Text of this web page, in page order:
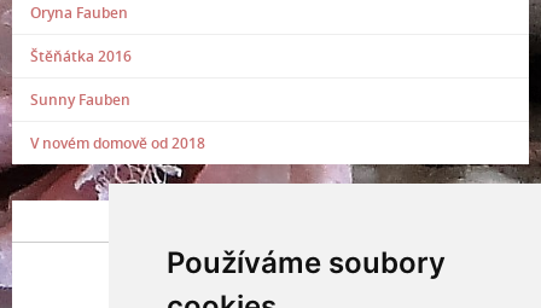
Používáme soubory
Oryna Fauben
Štěňátka 2016
Sunny Fauben
V novém domově od 2018